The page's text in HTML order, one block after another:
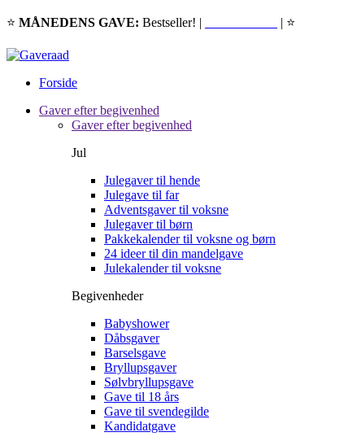
⭐ MÅNEDENS GAVE: Bestseller! | | ⭐
Forside
Gaver efter begivenhed
Gaver efter begivenhed
Jul
Julegaver til hende
Julegave til far
Adventsgaver til voksne
Julegaver til børn
Pakkekalender til voksne og børn
24 ideer til din mandelgave
Julekalender til voksne
Begivenheder
Babyshower
Dåbsgaver
Barselsgave
Bryllupsgaver
Sølvbryllupsgave
Gave til 18 års
Gave til svendegilde
Kandidatgave